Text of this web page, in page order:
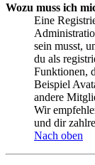
Wozu muss ich
Eine
sein musst,
du als
Funktionen,
Beispiel
andere
Wir
und dir
Nach oben